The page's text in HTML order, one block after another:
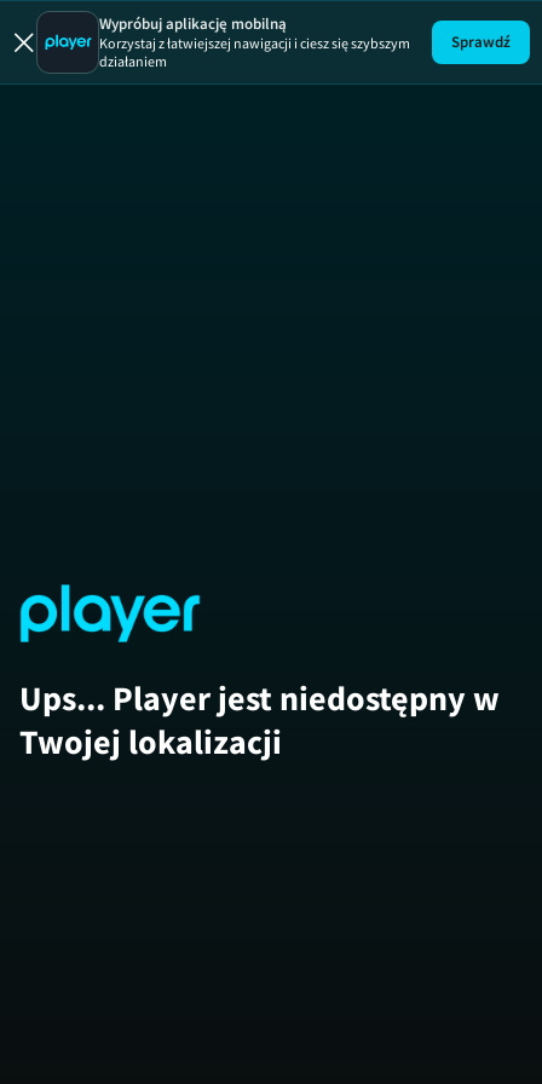
Wypróbuj aplikację mobilną
Korzystaj z łatwiejszej nawigacji i ciesz się szybszym
działaniem
Sprawdź
Ups... Player jest niedostępny w
Twojej lokalizacji